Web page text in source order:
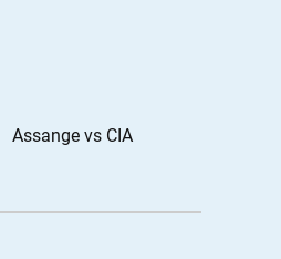
Assange vs CIA